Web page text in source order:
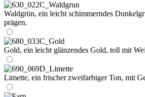
Waldgrün, ein leicht schimmerndes
prägen.
Gold, ein leicht glänzendes Gold, toll mit
Limette, ein frischer zweifarbiger Ton, mit